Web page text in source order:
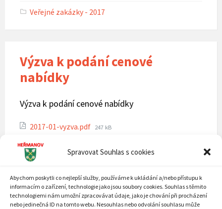
Spravovat Souhlas s cookies
Abychom poskytli co nejlepší služby, používáme k ukládání a/nebo přístupu k
informacím o zařízení, technologie jako jsou soubory cookies. Souhlas s těmito
technologiemi nám umožní zpracovávat údaje, jako je chování při procházení
nebo jedinečná ID na tomto webu. Nesouhlas nebo odvolání souhlasu může
Veřejné zakázky - 2017
Výzva k podání cenové
nabídky
Výzva k podání cenové nabídky
Attachments
2017-01-vyzva.pdf File
247 kB
Veřejné zakázky - 2017
ÚVOD